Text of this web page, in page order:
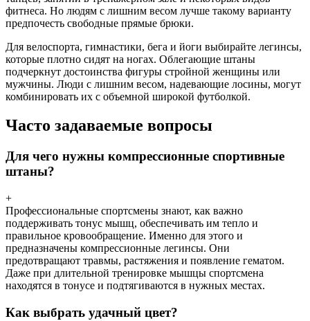
фитнеса. Но людям с лишним весом лучше такому варианту
предпочесть свободные прямые брюки.
Для велоспорта, гимнастики, бега и йоги выбирайте легинсы,
которые плотно сидят на ногах. Облегающие штаны
подчеркнут достоинства фигуры стройной женщины или
мужчины. Люди с лишним весом, надевающие лосины, могут
комбинировать их с объемной широкой футболкой.
Часто задаваемые вопросы
Для чего нужны компрессионные спортивные
штаны?
+
Профессиональные спортсмены знают, как важно
поддерживать тонус мышц, обеспечивать им тепло и
правильное кровообращение. Именно для этого и
предназначены компрессионные легинсы. Они
предотвращают травмы, растяжения и появление гематом.
Даже при длительной тренировке мышцы спортсмена
находятся в тонусе и подтягиваются в нужных местах.
Как выбрать удачный цвет?